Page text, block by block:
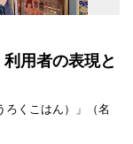
用者の表現と
ろくこはん）」（名